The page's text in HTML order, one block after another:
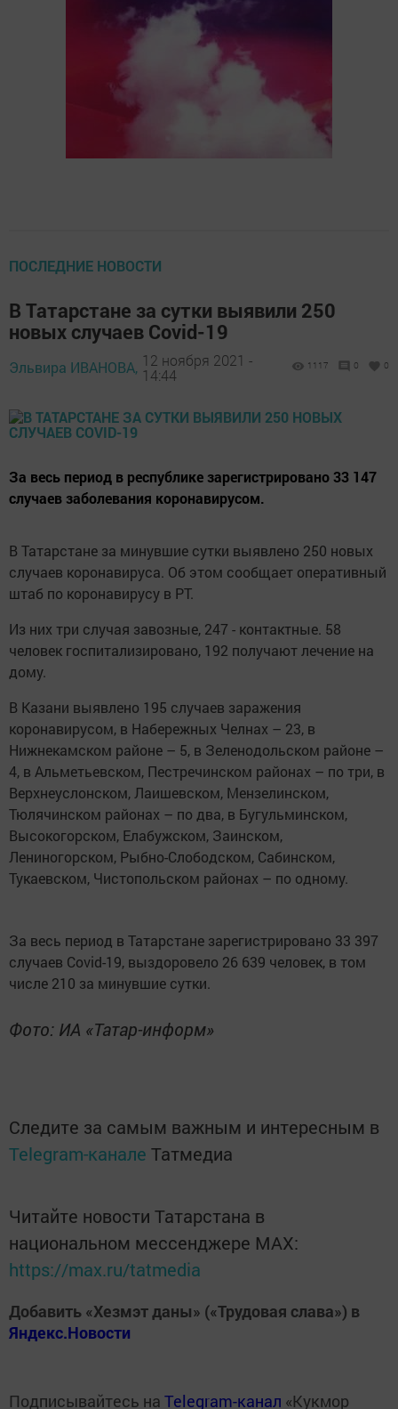
ПОСЛЕДНИЕ НОВОСТИ
В Татарстане за сутки выявили 250
новых случаев Covid-19
Эльвира ИВАНОВА, 12 ноября 2021 -
14:44
1117 0 0
За весь период в республике зарегистрировано 33 147
случаев заболевания коронавирусом.
В Татарстане за минувшие сутки выявлено 250 новых
случаев коронавируса. Об этом сообщает оперативный
штаб по коронавирусу в РТ.
Из них три случая завозные, 247 - контактные. 58
человек госпитализировано, 192 получают лечение на
дому.
В Казани выявлено 195 случаев заражения
коронавирусом, в Набережных Челнах – 23, в
Нижнекамском районе – 5, в Зеленодольском районе –
4, в Альметьевском, Пестречинском районах – по три, в
Верхнеуслонском, Лаишевском, Мензелинском,
Тюлячинском районах – по два, в Бугульминском,
Высокогорском, Елабужском, Заинском,
Лениногорском, Рыбно-Слободском, Сабинском,
Тукаевском, Чистопольском районах – по одному.
За весь период в Татарстане зарегистрировано 33 397
случаев Covid-19, выздоровело 26 639 человек, в том
числе 210 за минувшие сутки.
Фото: ИА «Татар-информ»
Следите за самым важным и интересным в
Telegram-канале Татмедиа
Читайте новости Татарстана в
национальном мессенджере MАХ:
https://max.ru/tatmedia
Добавить «Хезмэт даны» («Трудовая слава») в
Яндекс.Новости
Подписывайтесь на Telegram-канал «Кукмор